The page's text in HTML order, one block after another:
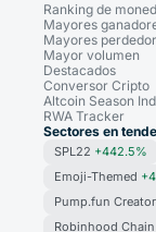
Ranking de
Mayores
Mayores
Mayor volumen
Destacados
Conversor Cripto
Altcoin Season
RWA Tracker
Sectores en
SPL22 +442.5%
Emoji-Themed
Pump.fun Creator
Robinhood